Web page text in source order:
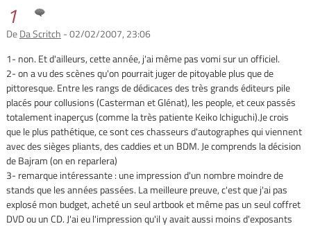
1
DeDa Scritch - 02/02/2007, 23:06
1- non. Et d'ailleurs, cette année, j'ai même pas vomi sur un officiel.
2- on a vu des scènes qu'on pourrait juger de pitoyable plus que de
pittoresque. Entre les rangs de dédicaces des très grands éditeurs pile
placés pour collusions (Casterman et Glénat), les people, et ceux passés
totalement inaperçus (comme la très patiente Keiko Ichiguchi).Je crois
que le plus pathétique, ce sont ces chasseurs d'autographes qui viennent
avec des sièges pliants, des caddies et un BDM. Je comprends la décision
de Bajram (on en reparlera)
3- remarque intéressante : une impression d'un nombre moindre de
stands que les années passées. La meilleure preuve, c'est que j'ai pas
explosé mon budget, acheté un seul artbook et même pas un seul coffret
DVD ou un CD. J'ai eu l'impression qu'il y avait aussi moins d'exposants